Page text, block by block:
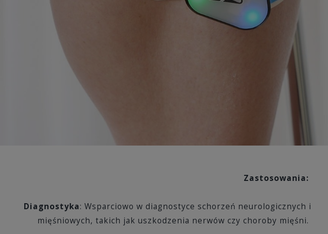
Zastosowania:
Diagnostyka: Wsparciowo w diagnostyce schorzeń neurologicznych i
mięśniowych, takich jak uszkodzenia nerwów czy choroby mięśni.